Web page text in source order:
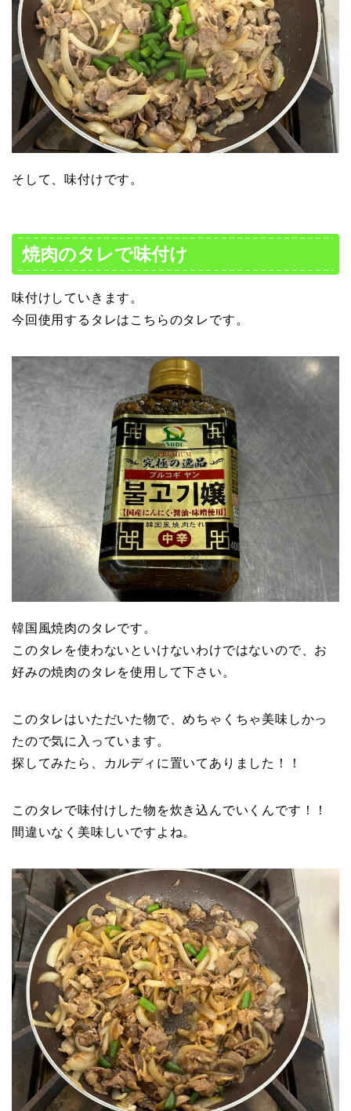
そして、味付けです。
焼肉のタレで味付け
味付けしていきます。
今回使用するタレはこちらのタレです。
韓国風焼肉のタレです。
このタレを使わないといけないわけではないので、お
好みの焼肉のタレを使用して下さい。
このタレはいただいた物で、めちゃくちゃ美味しかっ
たので気に入っています。
探してみたら、カルディに置いてありました！！
このタレで味付けした物を炊き込んでいくんです！！
間違いなく美味しいですよね。